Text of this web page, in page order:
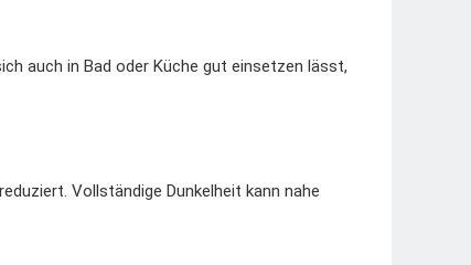
auch in Bad oder Küche gut einsetzen lässt,
Vollständige Dunkelheit kann nahe